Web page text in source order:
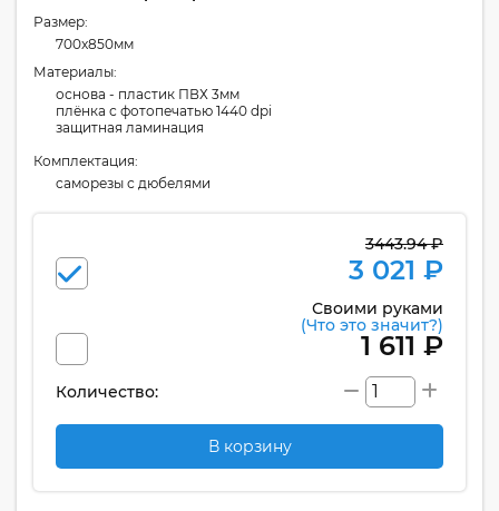
Размер:
700x850мм
Материалы:
основа - пластик ПВХ 3мм
плёнка с фотопечатью 1440 dpi
защитная ламинация
Комплектация:
cаморезы с дюбелями
3443.94 ₽
3 021 ₽
Своими руками
(Что это значит?)
1 611 ₽
Количество:
В корзину